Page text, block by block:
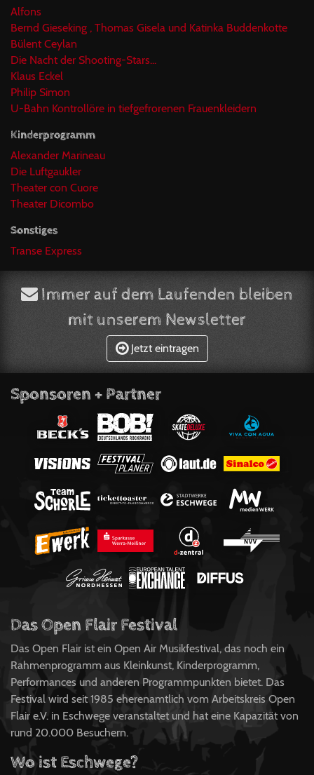
Alfons
Bernd Gieseking , Thomas Gisela und Katinka Buddenkotte
Bülent Ceylan
Die Nacht der Shooting-Stars...
Klaus Eckel
Philip Simon
U-Bahn Kontrollöre in tiefgefrorenen Frauenkleidern
Kinderprogramm
Alexander Marineau
Die Luftgaukler
Theater con Cuore
Theater Dicombo
Sonstiges
Transe Express
Immer auf dem Laufenden bleiben
mit unserem Newsletter
Jetzt eintragen
Sponsoren + Partner
Das Open Flair Festival
Das Open Flair ist ein Open Air Musikfestival, das noch ein
Rahmenprogramm aus Kleinkunst, Kinderprogramm,
Performances und anderen Programmpunkten bietet. Das
Festival wird seit 1985 eherenamtlich vom Arbeitskreis Open
Flair e.V. in Eschwege veranstaltet und hat eine Kapazität von
rund 20.000 Besuchern.
Wo ist Eschwege?